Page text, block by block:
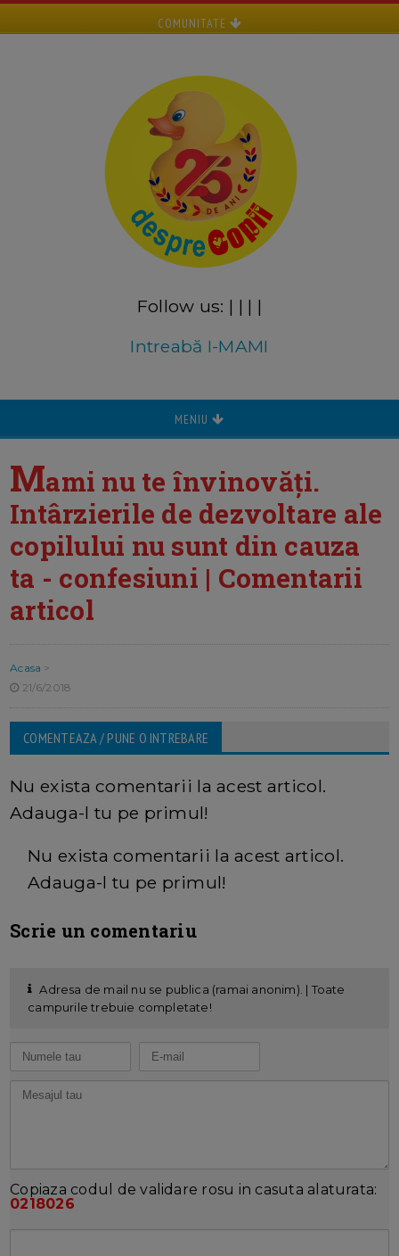
COMUNITATE
Follow us: | | | |
Intreabă I-MAMI
MENIU
Mami nu te învinovăți.
Intârzierile de dezvoltare ale
copilului nu sunt din cauza
ta - confesiuni | Comentarii
articol
Acasa >
21/6/2018
COMENTEAZA / PUNE O INTREBARE
Nu exista comentarii la acest articol.
Adauga-l tu pe primul!
Nu exista comentarii la acest articol.
Adauga-l tu pe primul!
Scrie un comentariu
Adresa de mail nu se publica (ramai anonim). | Toate
campurile trebuie completate!
Copiaza codul de validare rosu in casuta alaturata:
0218026